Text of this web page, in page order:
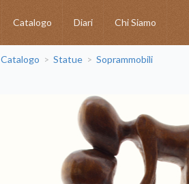
Catalogo Diari Chi Siamo
Catalogo > Statue > Soprammobili